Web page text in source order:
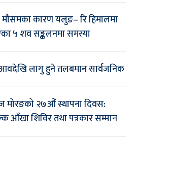
कारण यलुङ– रि हिमालमा
५ शव सङ्कलनमा समस्या
लागु हुने तलबमान सार्वजनिक
मोरङको २७औँ स्थापना दिवस:
आँखा शिविर तथा पत्रकार सम्मान